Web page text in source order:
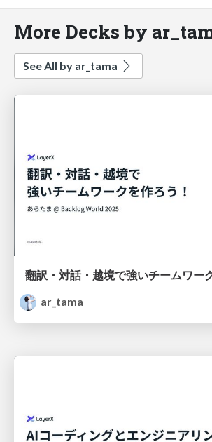
More Decks by
See All by ar_tama
ar_tama